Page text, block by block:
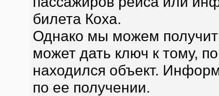
билета Коха.
Однако мы можем
может дать ключ к тому,
находился объект.
по ее получении.